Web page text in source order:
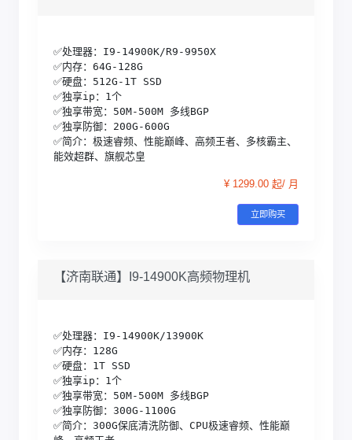
✅处理器：I9-14900K/R9-9950X
✅内存：64G-128G
✅硬盘：512G-1T SSD
✅独享ip：1个
✅独享带宽：50M-500M 多线BGP
✅独享防御：200G-600G
✅简介：极速睿频、性能巅峰、高频王者、多核霸主、
能效超群、旗舰芯皇
¥ 1299.00 起/ 月
立即购买
【济南联通】I9-14900K高频物理机
✅处理器：I9-14900K/13900K
✅内存：128G
✅硬盘：1T SSD
✅独享ip：1个
✅独享带宽：50M-500M 多线BGP
✅独享防御：300G-1100G
✅简介：300G保底清洗防御、CPU极速睿频、性能巅